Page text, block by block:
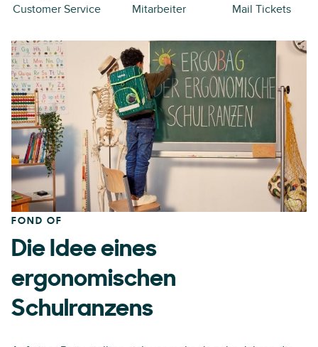
Customer Service
Mitarbeiter
Mail Tickets
FOND OF
Die Idee eines
ergonomischen
Schulranzens